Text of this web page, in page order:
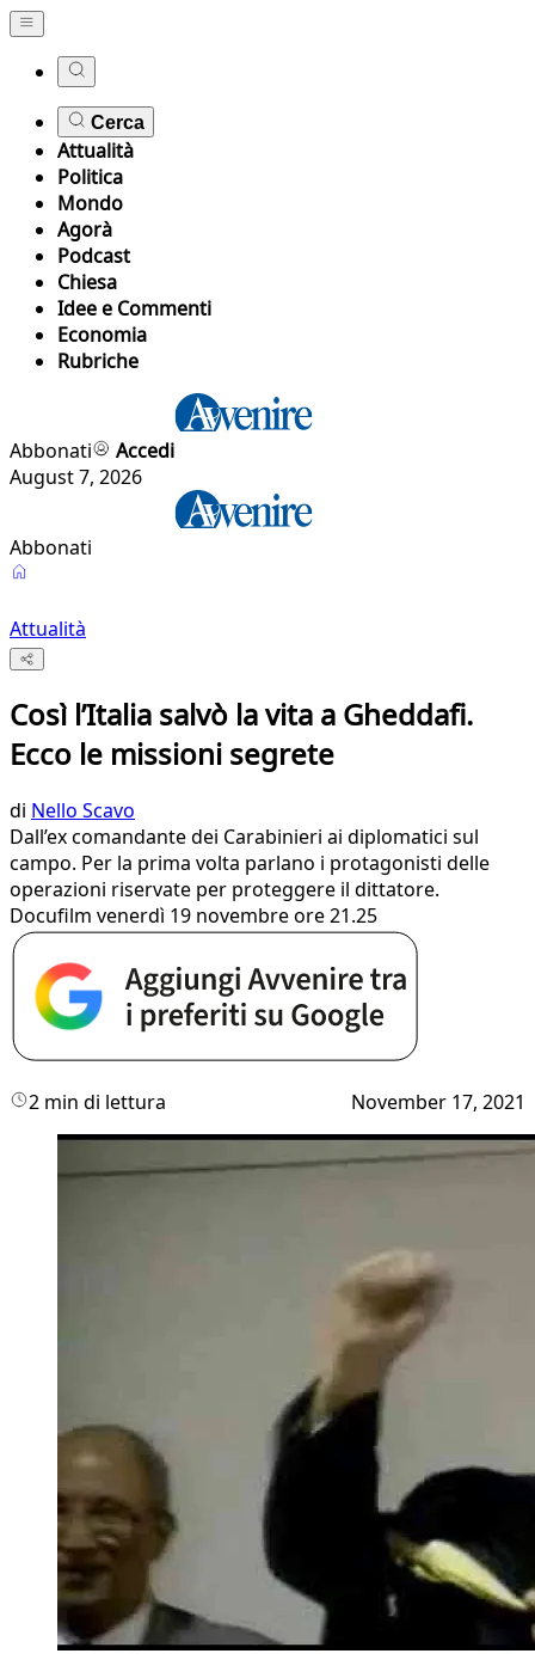
Cerca
Attualità
Politica
Mondo
Agorà
Podcast
Chiesa
Idee e Commenti
Economia
Rubriche
Abbonati
Accedi
August 7, 2026
Abbonati
Attualità
Così l’Italia salvò la vita a Gheddafi.
Ecco le missioni segrete
di Nello Scavo
Dall’ex comandante dei Carabinieri ai diplomatici sul
campo. Per la prima volta parlano i protagonisti delle
operazioni riservate per proteggere il dittatore.
Docufilm venerdì 19 novembre ore 21.25
2 min di lettura November 17, 2021